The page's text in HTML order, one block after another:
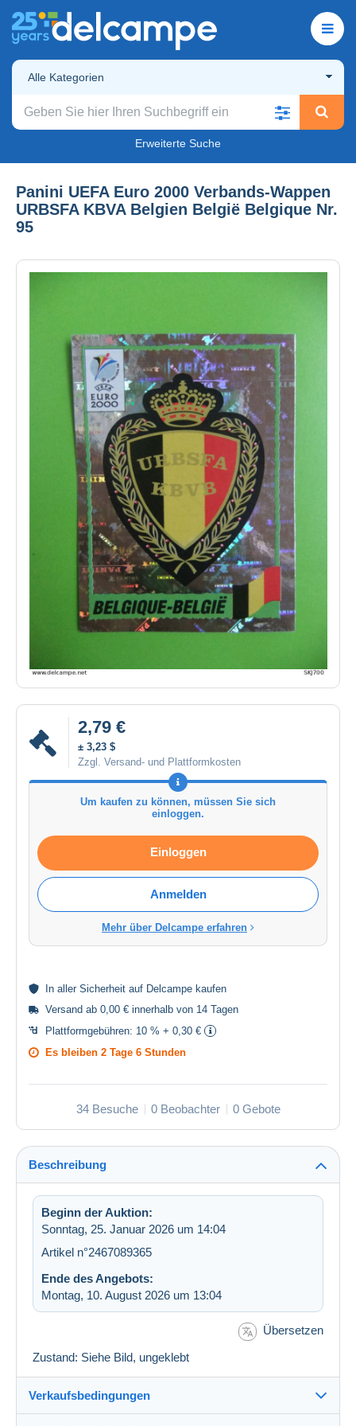
Alle Kategorien
Erweiterte Suche
Panini UEFA Euro 2000 Verbands-Wappen
URBSFA KBVA Belgien België Belgique Nr.
95
2,79 €
± 3,23 $
Zzgl. Versand- und Plattformkosten
Um kaufen zu können, müssen Sie sich
einloggen.
Einloggen
Anmelden
Mehr über Delcampe erfahren
In aller Sicherheit auf Delcampe kaufen
Versand ab 0,00 € innerhalb von 14 Tagen
Plattformgebühren: 10 % + 0,30 €
Es bleiben 2 Tage 6 Stunden
34 Besuche 0 Beobachter 0 Gebote
Beschreibung
Beginn der Auktion:
Sonntag, 25. Januar 2026 um 14:04
Artikel n°2467089365
Ende des Angebots:
Montag, 10. August 2026 um 13:04
Übersetzen
Zustand: Siehe Bild, ungeklebt
Verkaufsbedingungen